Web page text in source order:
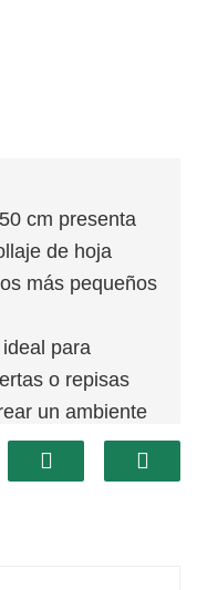
cm presenta
de hoja
más pequeños
para
o repisas
un ambiente
un toque